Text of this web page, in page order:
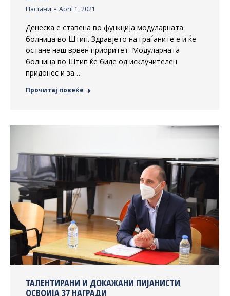
Настани April 1, 2021
Денеска е ставена во функција модуларната
болница во Штип. Здравјето на граѓаните е и ќе
остане наш врвен приоритет. Модуларната
болница во Штип ќе биде од исклучителен
придонес и за…
Прочитај повеќе
ТАЛЕНТИРАНИ И ДОКАЖАНИ ПИЈАНИСТИ
ОСВОИЈА 37 НАГРАДИ